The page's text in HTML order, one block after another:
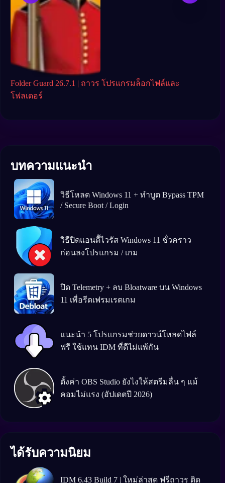
Folder Guard 26.7.1 | ถาวร โปรแกรมล็อกไฟล์และ
โฟลเดอร์
บทความแนะนำ
วิธีโหลด Windows 11 + ทำบูต Bypass TPM
/ Secure Boot / Login
วิธีปิดแอนตีัไวรัส Windows 11 ชั่วคราว
ก่อนลงโปรแกรม / เกม
ปิด Telemetry + ลบ Bloatware บน Windows
11 เพื่อรีดเฟรมเรตเกม
แนะนำ 5 โปรแกรมช่วยดาวน์โหลดไฟล์
ฟรี ใช้แทน IDM ที่ดีไม่แพ้กัน
ตั้งค่า OBS Studio ยังไงให้สตรีมลื่น ๆ แม้
คอมไม่แรง (อัปเดตปี 2026)
ได้รับความนิยม
IDM 6.43 Build 7 | ใหม่ล่าสุด ฟรีถาวร ติด